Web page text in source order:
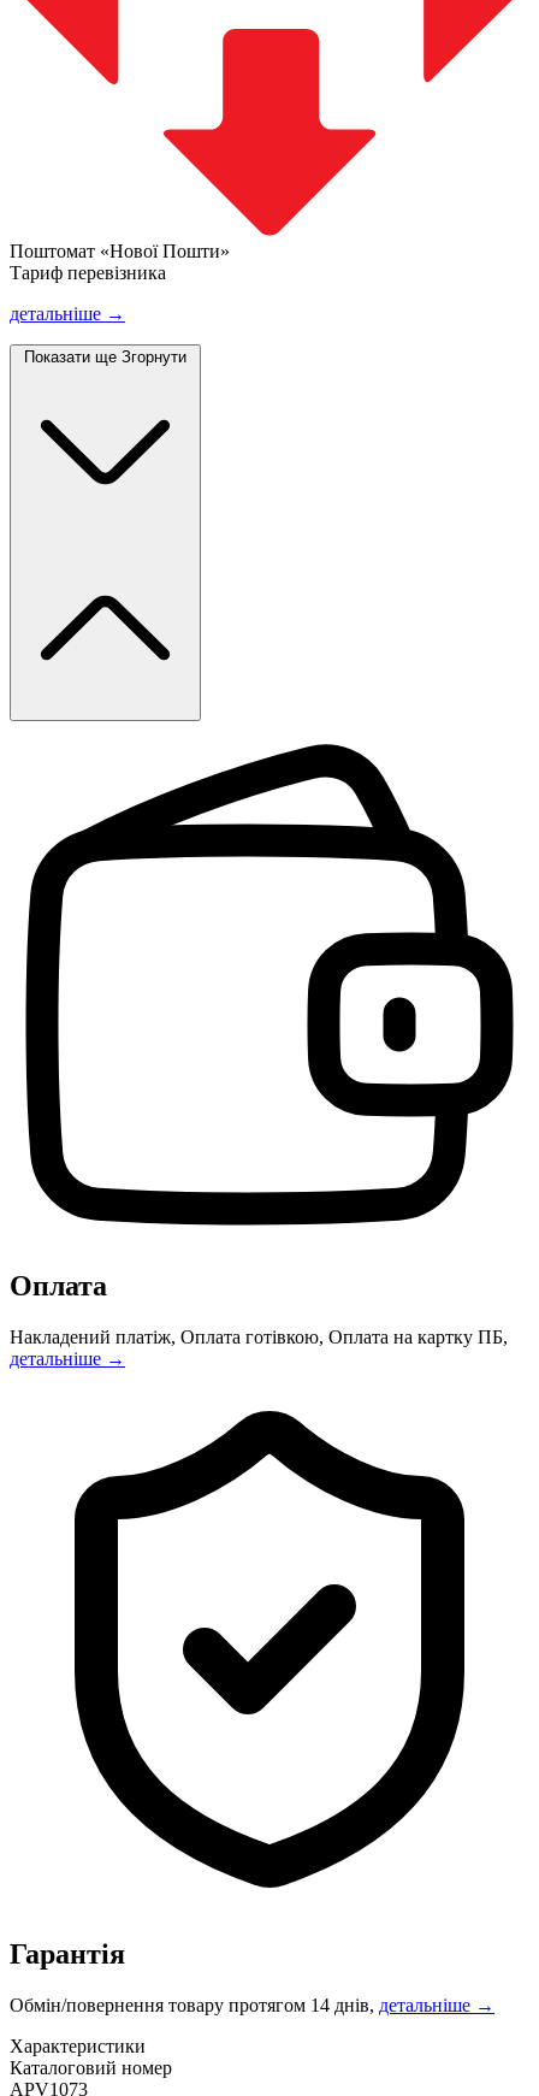
Поштомат «Нової Пошти»
Тариф перевізника
детальніше →
Показати ще Згорнути
Оплата
Накладений платіж, Оплата готівкою, Оплата на картку ПБ,
детальніше →
Гарантія
Обмін/повернення товару протягом 14 днів, детальніше →
Характеристики
Каталоговий номер
APV1073